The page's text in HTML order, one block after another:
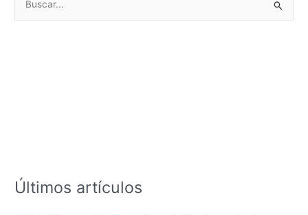
Últimos artículos